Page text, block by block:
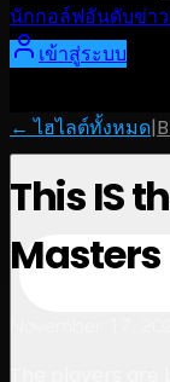
นักกอล์ฟอันดับข่า
เข้าสู่ระบบ
← ไฮไลต์ทั้งหมด|
This IS
Masters